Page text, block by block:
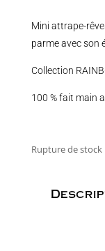
Mini attrape-
parme avec son
Collection
100 % fait main
Rupture de stock